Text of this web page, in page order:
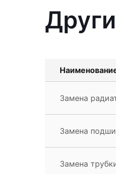
Замена
Замена
Замена